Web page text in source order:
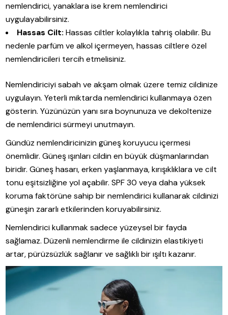
nemlendirici, yanaklara ise krem nemlendirici
uygulayabilirsiniz.
Hassas Cilt: Hassas ciltler kolaylıkla tahriş olabilir. Bu
nedenle parfüm ve alkol içermeyen, hassas ciltlere özel
nemlendiricileri tercih etmelisiniz.
Nemlendiriciyi sabah ve akşam olmak üzere temiz cildinize
uygulayın. Yeterli miktarda nemlendirici kullanmaya özen
gösterin. Yüzünüzün yanı sıra boynunuza ve dekoltenize
de nemlendirici sürmeyi unutmayın.
Gündüz nemlendiricinizin güneş koruyucu içermesi
önemlidir. Güneş ışınları cildin en büyük düşmanlarından
biridir. Güneş hasarı, erken yaşlanmaya, kırışıklıklara ve cilt
tonu eşitsizliğine yol açabilir. SPF 30 veya daha yüksek
koruma faktörüne sahip bir nemlendirici kullanarak cildinizi
güneşin zararlı etkilerinden koruyabilirsiniz.
Nemlendirici kullanmak sadece yüzeysel bir fayda
sağlamaz. Düzenli nemlendirme ile cildinizin elastikiyeti
artar, pürüzsüzlük sağlanır ve sağlıklı bir ışıltı kazanır.